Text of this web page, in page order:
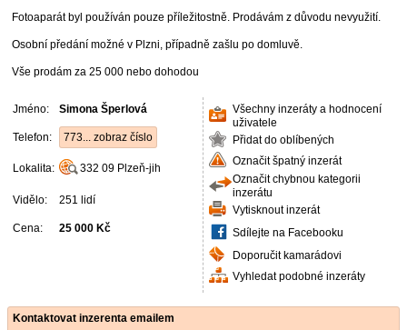
Fotoaparát byl používán pouze příležitostně. Prodávám z důvodu nevyužití.
Osobní předání možné v Plzni, případně zašlu po domluvě.
Vše prodám za 25 000 nebo dohodou
Jméno: Simona Šperlová
Telefon: 773... zobraz číslo
Lokalita: 332 09 Plzeň-jih
Vidělo: 251 lidí
Cena: 25 000 Kč
Všechny inzeráty a hodnocení
uživatele
Přidat do oblíbených
Označit špatný inzerát
Označit chybnou kategorii
inzerátu
Vytisknout inzerát
Sdílejte na Facebooku
Doporučit kamarádovi
Vyhledat podobné inzeráty
Kontaktovat inzerenta emailem